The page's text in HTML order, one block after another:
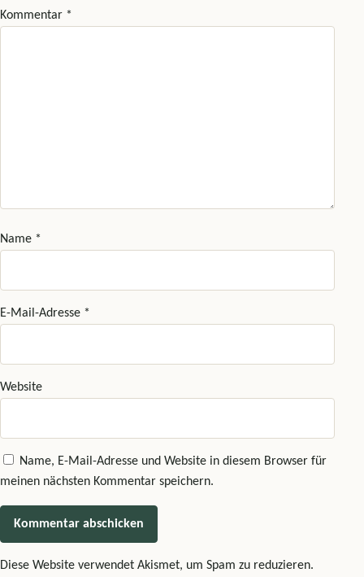
Kommentar *
Name *
E-Mail-Adresse *
Website
Name, E-Mail-Adresse und Website in diesem Browser für
meinen nächsten Kommentar speichern.
Diese Website verwendet Akismet, um Spam zu reduzieren.